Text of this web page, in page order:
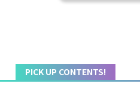
PICK UP CONTENTS!